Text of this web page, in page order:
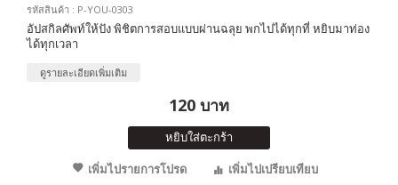
รหัสสินค้า : P-YOU-0303
อัปสกิลศัพท์ให้ปัง พิชิตการสอบแบบผ่านฉลุย พกไปได้ทุกที่ หยิบมาท่อง
ได้ทุกเวลา
ดูรายละเอียดเพิ่มเติม
120 บาท
หยิบใส่ตะกร้า
เพิ่มไปรายการโปรด
เพิ่มไปเปรียบเทียบ